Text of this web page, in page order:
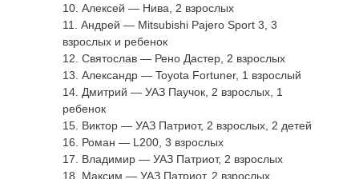
10. Алексей — Нива, 2 взрослых
11. Андрей — Mitsubishi Pajero Sport 3, 3
взрослых и ребенок
12. Святослав — Рено Дастер, 2 взрослых
13. Александр — Toyota Fortuner, 1 взрослый
14. Дмитрий — УАЗ Паучок, 2 взрослых, 1
ребенок
15. Виктор — УАЗ Патриот, 2 взрослых, 2 детей
16. Роман — L200, 3 взрослых
17. Владимир — УАЗ Патриот, 2 взрослых
18. Максим — УАЗ Патриот, 2 взрослых